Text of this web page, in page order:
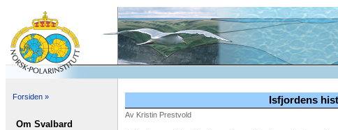
Forsiden »
Om Svalbard
Isfjordens
Av Kristin Prestvold